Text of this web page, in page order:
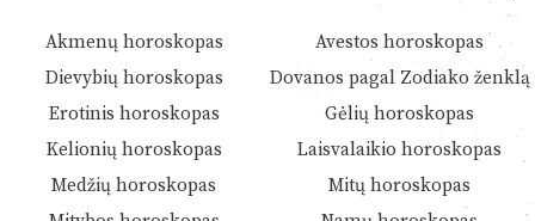
Akmenų horoskopas
Avestos horoskopas
Dievybių horoskopas
Dovanos pagal Zodiako ženklą
Erotinis horoskopas
Gėlių horoskopas
Kelionių horoskopas
Laisvalaikio horoskopas
Medžių horoskopas
Mitų horoskopas